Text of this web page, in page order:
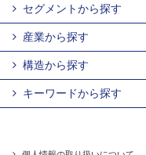
セグメントから探す
産業から探す
構造から探す
キーワードから探す